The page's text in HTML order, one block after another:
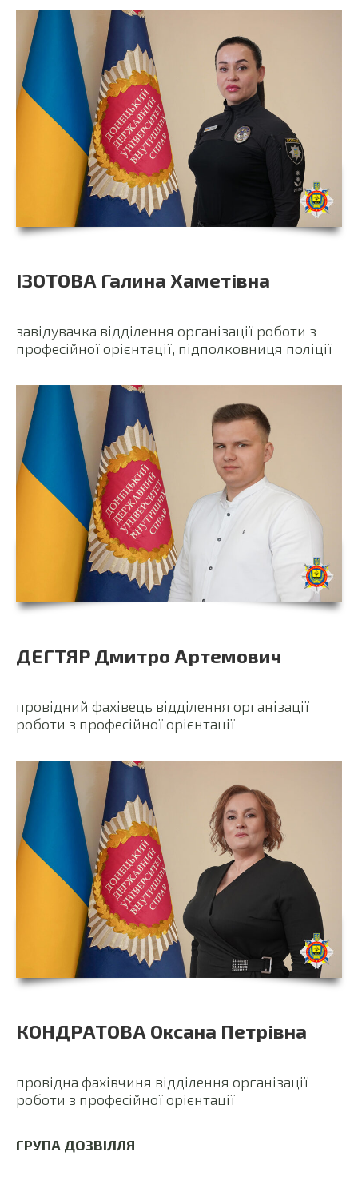
ІЗОТОВА Галина Хаметівна
завідувачка відділення організації роботи з
професійної орієнтації, підполковниця поліції
ДЕГТЯР Дмитро Артемович
провідний фахівець відділення організації
роботи з професійної орієнтації
КОНДРАТОВА Оксана Петрівна
провідна фахівчиня відділення організації
роботи з професійної орієнтації
ГРУПА ДОЗВІЛЛЯ